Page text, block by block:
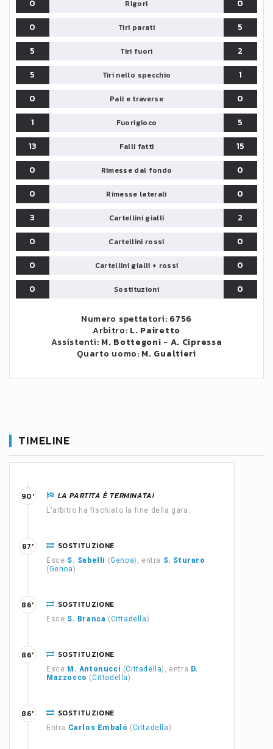
0 Rigori
0
0
Tiri parati
5
5
Tiri fuori
2
5
Tiri nello specchio
1
0
Pali e traverse
0
1
Fuorigioco
5
13
Falli fatti
15
0
Rimesse dal fondo
0
0
Rimesse laterali
0
3
Cartellini gialli
2
0
Cartellini rossi
0
0
Cartellini gialli + rossi
0
0
Sostituzioni 0
Numero spettatori: 6756
Arbitro: L. Pairetto
Assistenti: M. Bottegoni - A. Cipressa
Quarto uomo: M. Gualtieri
TIMELINE
LA PARTITA È TERMINATA!
L'arbitro ha fischiato la fine della gara.
90'
SOSTITUZIONE
Esce S. Sabelli (Genoa), entra S. Sturaro
(Genoa)
87'
SOSTITUZIONE
Esce S. Branca (Cittadella)
86'
SOSTITUZIONE
Esce M. Antonucci (Cittadella), entra D.
Mazzocco (Cittadella)
86'
SOSTITUZIONE
Entra Carlos Embaló (Cittadella)
86'